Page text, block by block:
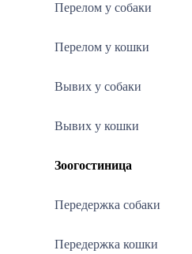
Перелом у собаки
Перелом у кошки
Вывих у собаки
Вывих у кошки
Зоогостиница
Передержка собаки
Передержка кошки